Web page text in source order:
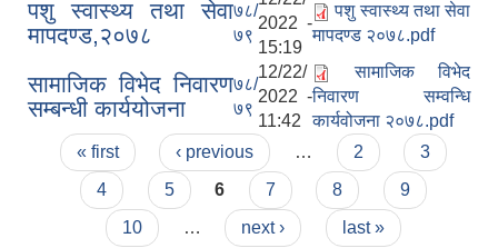
पशु स्वास्थ्य तथा सेवा
मापदण्ड,२०७८
७८/
७९
2022 -
15:19
पशु स्वास्थ्य तथा सेवा
मापदण्ड २०७८.pdf
सामाजिक विभेद निवारण
सम्बन्धी कार्ययोजना
७८/
७९
12/22/
2022 -
11:42
सामाजिक विभेद
निवारण सम्वन्धि
कार्यवोजना २०७८.pdf
Pages
« first ‹ previous … 2
3
4
5 6 7 8
9
10
… next › last »